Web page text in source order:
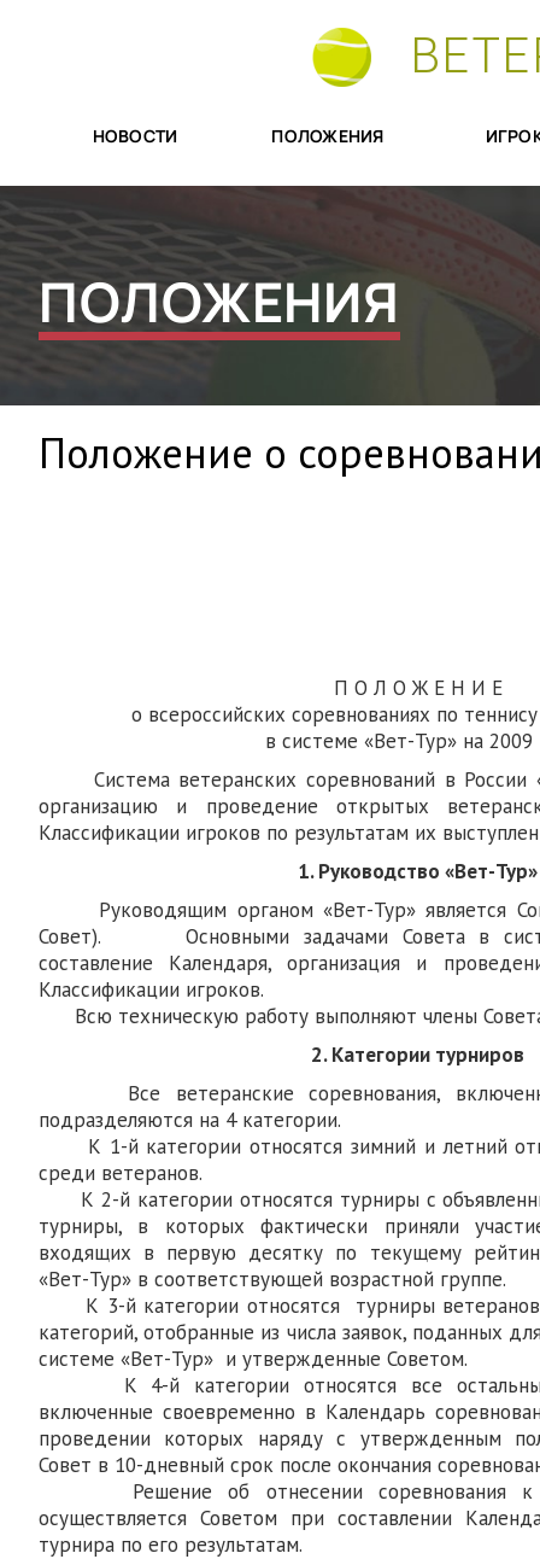
НОВОСТИ ПОЛОЖЕНИЯ
ПОЛОЖЕНИЯ
Положение о
П О Л О Ж Е Н И Е
о всероссийских соревнованиях по
в системе «Вет-Тур» на 2009
Система ветеранских соревнований в России
организацию и проведение открытых
Классификации игроков по результатам их
1. Руководство «Вет-Тур»
Руководящим органом «Вет-Тур» является
Совет). Основными задачами Совета в
составление Календаря, организация и
Классификации игроков.
Всю техническую работу выполняют члены
2. Категории турниров
Все ветеранские соревнования,
подразделяются на 4 категории.
К 1-й категории относятся зимний и летний
среди ветеранов.
К 2-й категории относятся турниры с
турниры, в которых фактически приняли
входящих в первую десятку по текущему
«Вет-Тур» в соответствующей возрастной группе.
К 3-й категории относятся турниры
категорий, отобранные из числа заявок, поданных
системе «Вет-Тур» и утвержденные Советом.
К 4-й категории относятся все
включенные своевременно в Календарь
проведении которых наряду с утвержденным
Совет в 10-дневный срок после окончания
Решение об отнесении соревнования к
осуществляется Советом при составлении
турнира по его результатам.